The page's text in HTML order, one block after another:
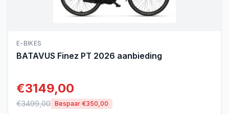
E-BIKES
BATAVUS Finez PT 2026 aanbieding
€3149,00
€3499,00 Bespaar €350,00